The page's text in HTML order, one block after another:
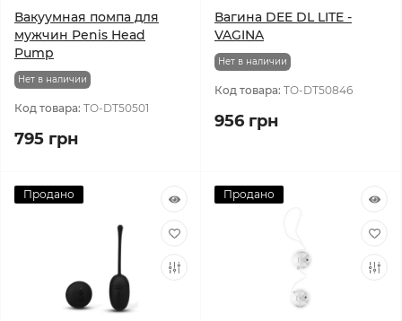
Вакуумная помпа для
мужчин Penis Head
Pump
Нет в наличии
Код товара: TO-DT50501
795 грн
Вагина DEE DL LITE -
VAGINA
Нет в наличии
Код товара: TO-DT50846
956 грн
Продано Продано